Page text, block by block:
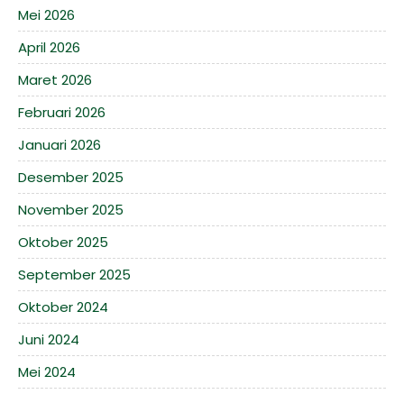
Mei 2026
April 2026
Maret 2026
Februari 2026
Januari 2026
Desember 2025
November 2025
Oktober 2025
September 2025
Oktober 2024
Juni 2024
Mei 2024